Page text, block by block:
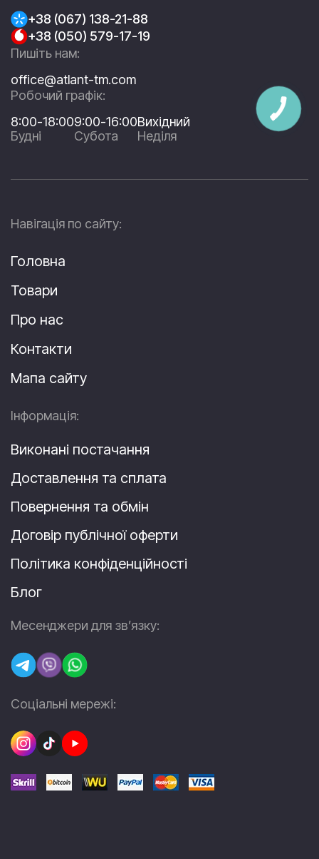
+38 (067) 138-21-88
+38 (050) 579-17-19
Пишіть нам:
office@atlant-tm.com
Робочий графік:
8:00-18:00
Будні
9:00-16:00
Субота
Вихідний
Неділя
Навігація по сайту:
Головна
Товари
Про нас
Контакти
Мапа сайту
Інформація:
Виконані постачання
Доставлення та сплата
Повернення та обмін
Договір публічної оферти
Політика конфіденційності
Блог
Месенджери для зв’язку:
Соціальні мережі: